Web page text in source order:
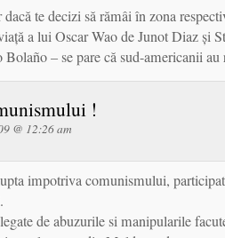
te decizi să rămâi în zona
a lui Oscar Wao de Junot Diaz și
Bolaño – se pare că sud-americanii
!
@ 12:26 am
impotriva comunismului,
de abuzurile si manipularile